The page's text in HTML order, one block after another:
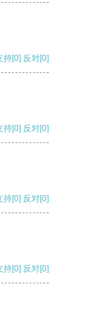
持[0] 反对[0]
持[0] 反对[0]
持[0] 反对[0]
持[0] 反对[0]